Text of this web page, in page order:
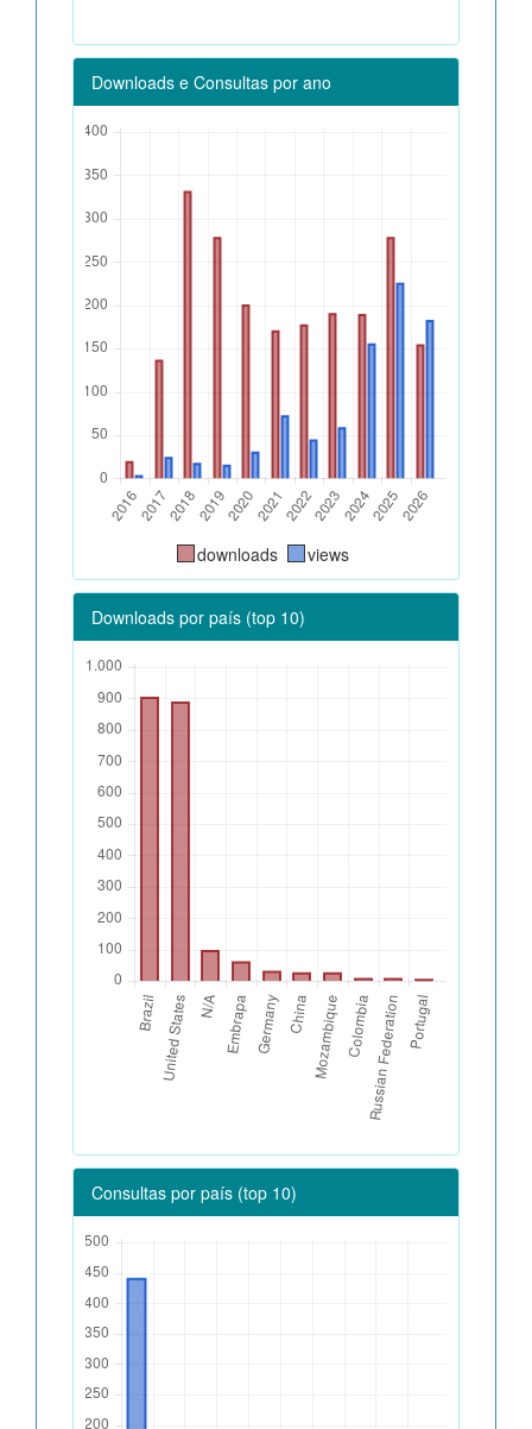
Downloads e Consultas por ano
downloads views
Downloads por país (top 10)
Consultas por país (top 10)